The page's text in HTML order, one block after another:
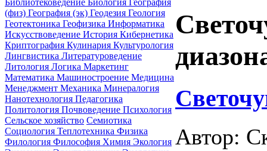
Библиотековедение Биология География
(физ) География (эк) Геодезия Геология
Геотектоника Геофизика Информатика
Искусствоведение История Кибернетика
Криптография Кулинария Культурология
Лингвистика Литературоведение
Литология Логика Маркетинг
Математика Машиностроение Медицина
Менеджмент Механика Минералогия
Нанотехнология Педагогика
Политология Почвоведение Психология
Сельское хозяйство Семиотика
Социология Теплотехника Физика
Филология Философия Химия Экология Автор: